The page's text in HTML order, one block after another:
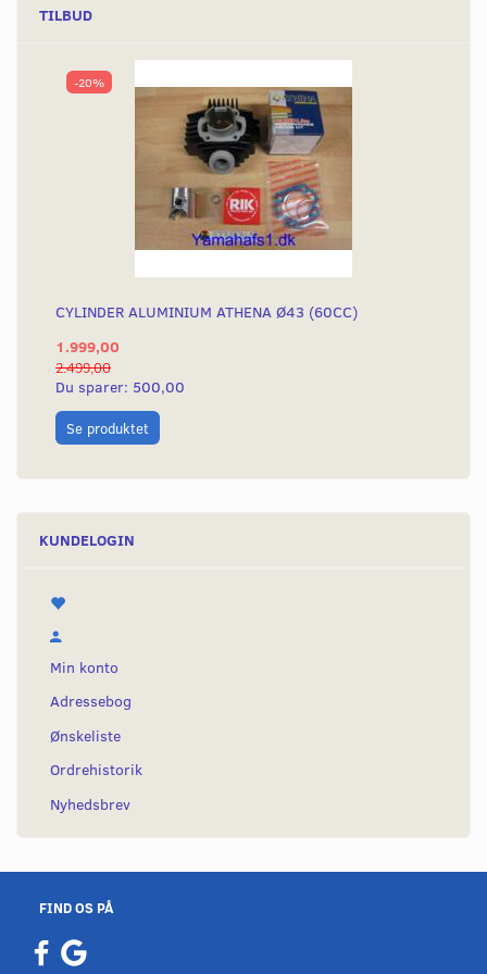
TILBUD
-20%
CYLINDER ALUMINIUM ATHENA Ø43 (60CC)
1.999,00
2.499,00
Du sparer: 500,00
Se produktet
KUNDELOGIN
Min konto
Adressebog
Ønskeliste
Ordrehistorik
Nyhedsbrev
FIND OS PÅ